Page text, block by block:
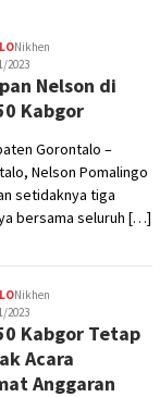
Nikhen
2023
Nelson di
Kabgor
Gorontalo –
Nelson Pomalingo
setidaknya tiga
bersama seluruh […]
Nikhen
2023
Kabgor Tetap
Acara
Anggaran